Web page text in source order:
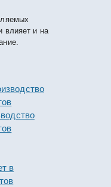
влияет и на